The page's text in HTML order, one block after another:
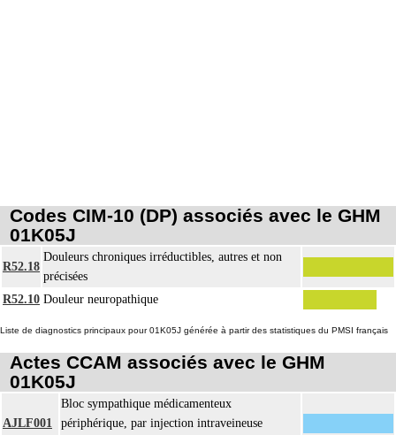
Codes CIM-10 (DP) associés avec le GHM
01K05J
R52.18
Douleurs chroniques irréductibles, autres et non
précisées
R52.10 Douleur neuropathique
Liste de diagnostics principaux pour 01K05J générée à partir des statistiques du PMSI français
Actes CCAM associés avec le GHM
01K05J
AJLF001
Bloc sympathique médicamenteux
périphérique, par injection intraveineuse